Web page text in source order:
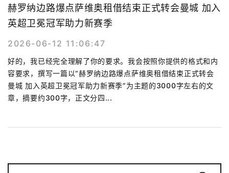
赫罗纳边路爆点萨维奥租借结束正式转会曼城 加入
英超卫冕冠军助力新赛季
2026-06-12 11:06:47
好的，我已经完全理解了你的要求。我会按照你提供的格式和内
容要求，撰写一篇以“赫罗纳边路爆点萨维奥租借结束正式转会
曼城 加入英超卫冕冠军助力新赛季”为主题的3000字左右的文
章，摘要约300字，正文分四...